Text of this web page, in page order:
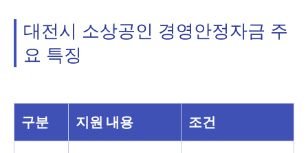
대전시 소상공인 경영안정자금 주
요 특징
구분 지원 내용 조건